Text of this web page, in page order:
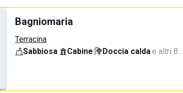
Bagniomaria
Terracina
Sabbiosa· Cabine· Doccia calda·e altri 8…